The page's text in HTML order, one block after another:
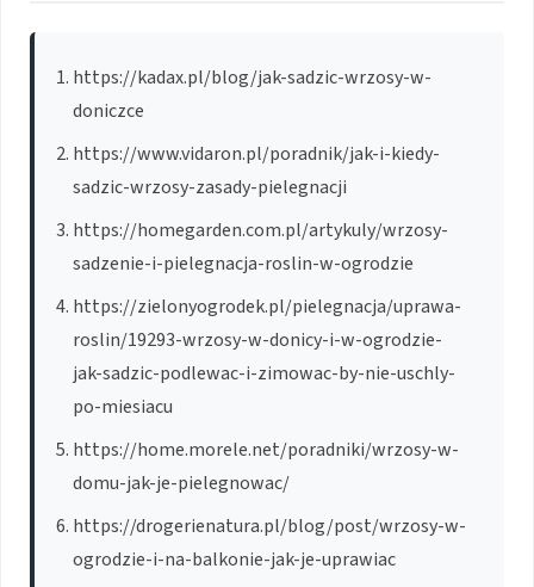
https://kadax.pl/blog/jak-sadzic-wrzosy-w-
doniczce
https://www.vidaron.pl/poradnik/jak-i-kiedy-
sadzic-wrzosy-zasady-pielegnacji
https://homegarden.com.pl/artykuly/wrzosy-
sadzenie-i-pielegnacja-roslin-w-ogrodzie
https://zielonyogrodek.pl/pielegnacja/uprawa-
roslin/19293-wrzosy-w-donicy-i-w-ogrodzie-
jak-sadzic-podlewac-i-zimowac-by-nie-uschly-
po-miesiacu
https://home.morele.net/poradniki/wrzosy-w-
domu-jak-je-pielegnowac/
https://drogerienatura.pl/blog/post/wrzosy-w-
ogrodzie-i-na-balkonie-jak-je-uprawiac